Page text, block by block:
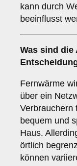
kann durch
beeinflusst
Was sind die
Fernwärme
über ein
Verbrauchern
bequem und
Haus.
örtlich
können